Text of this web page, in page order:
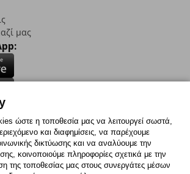
μας
YoutubePinterestTwitter
ώστε η τοποθεσία μας να λειτουργεί σωστά,
και διαφημίσεις, να παρέχουμε
δικτύωσης και να αναλύουμε την
κοινοποιούμε πληροφορίες σχετικά με την
της τοποθεσίας μας στους συνεργάτες μέσων